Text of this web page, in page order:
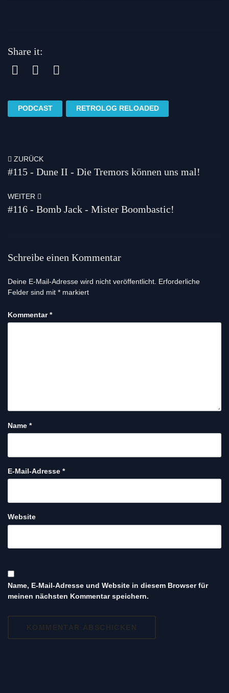
Share it:
FacebookTwitterPinterest
PODCAST RETROLOG RELOADED
ZURÜCK
#115 - Dune II - Die Tremors können uns mal!
WEITER
#116 - Bomb Jack - Mister Boombastic!
Schreibe einen Kommentar
Deine E-Mail-Adresse wird nicht veröffentlicht. Erforderliche
Felder sind mit * markiert
Kommentar*
Name *
E-Mail-Adresse *
Website
Name, E-Mail-Adresse und Website in diesem Browser für
meinen nächsten Kommentar speichern.